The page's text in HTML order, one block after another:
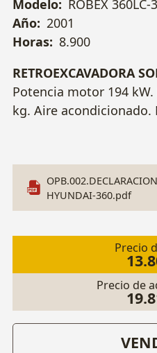
Modelo: ROBEX 360LC-3
Año: 2001
Horas: 8.900
RETROEXCAVADORA
Potencia motor 194
kg. Aire acondicionado.
HYUNDAI-360.pdf
Precio
Precio de